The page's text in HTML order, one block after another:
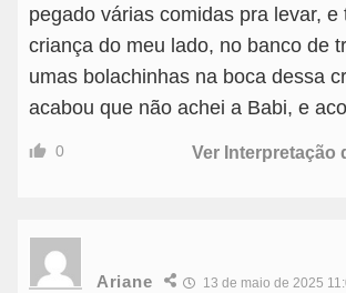
pegado várias comidas pra levar, e
criança do meu lado, no banco de
umas bolachinhas na boca dessa
acabou que não achei a Babi, e
0 Ver Interpretação
Ariane 13 de maio de 2025